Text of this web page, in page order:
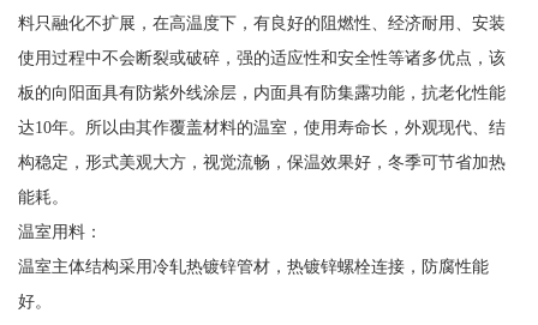
料只融化不扩展，在高温度下，有良好的阻燃性、经济耐用、安装
使用过程中不会断裂或破碎，强的适应性和安全性等诸多优点，该
板的向阳面具有防紫外线涂层，内面具有防集露功能，抗老化性能
达10年。所以由其作覆盖材料的温室，使用寿命长，外观现代、结
构稳定，形式美观大方，视觉流畅，保温效果好，冬季可节省加热
能耗。
温室用料：
温室主体结构采用冷轧热镀锌管材，热镀锌螺栓连接，防腐性能
好。